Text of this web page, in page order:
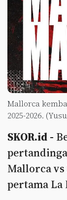
Mallorca
2025-2026.
SKOR.id -
Mallorca
pertama La